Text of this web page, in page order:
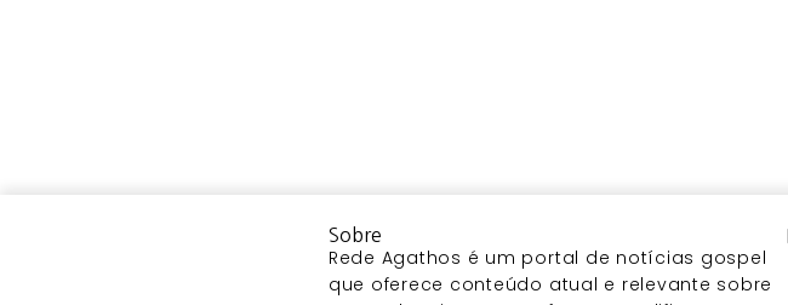
Sobre
Rede Agathos é um portal de notícias gospel
que oferece conteúdo atual e relevante sobre